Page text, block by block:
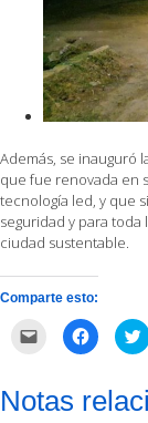
Además, se inauguró
que fue renovada en
tecnología led, y que
seguridad y para
ciudad sustentable.
Comparte esto:
correo
electrónico
Haz
clic
(Se
en
Notas